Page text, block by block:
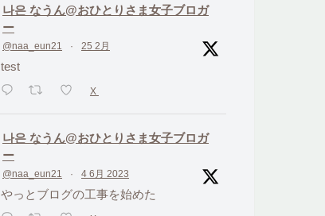
나은 なうん@おひとりさま女子ブロガ
ー
@naa_eun21 · 25 2月
test
X
나은 なうん@おひとりさま女子ブロガ
ー
@naa_eun21 · 4 6月 2023
やっとブログの工事を始めた